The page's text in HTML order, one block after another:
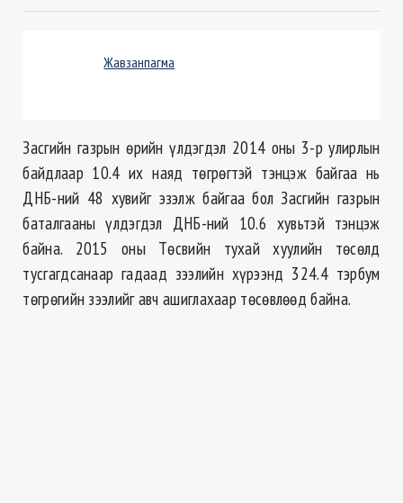
Жавзанпагма
Засгийн газрын өрийн үлдэгдэл 2014 оны 3-р улирлын
байдлаар 10.4 их наяд төгрөгтэй тэнцэж байгаа нь
ДНБ-ний 48 хувийг эзэлж байгаа бол Засгийн газрын
баталгааны үлдэгдэл ДНБ-ний 10.6 хувьтэй тэнцэж
байна. 2015 оны Төсвийн тухай хуулийн төсөлд
тусгагдсанаар гадаад зээлийн хүрээнд 324.4 тэрбум
төгрөгийн зээлийг авч ашиглахаар төсөвлөөд байна.